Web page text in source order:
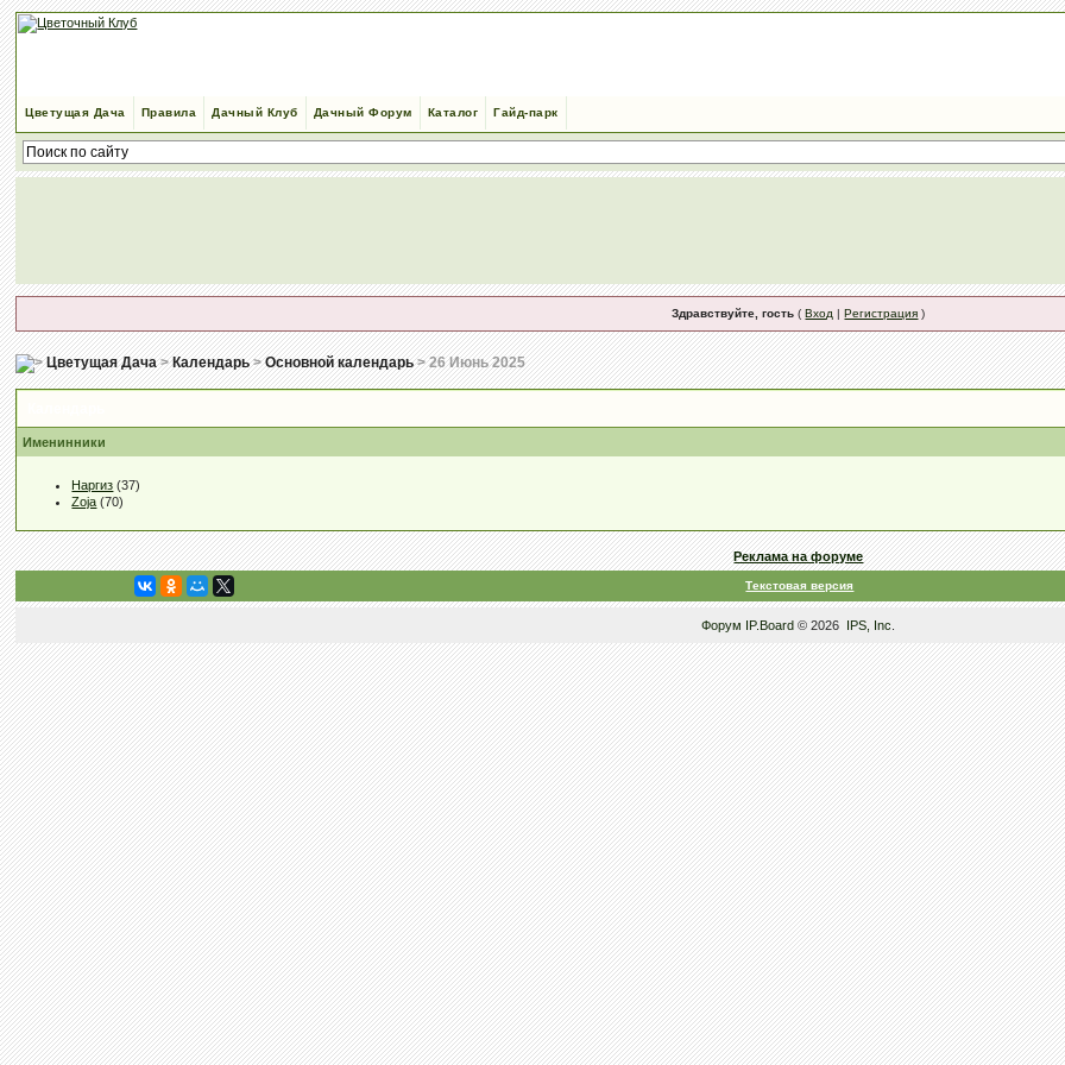
Цветущая Дача Правила Дачный Клуб Дачный Форум Каталог Гайд-парк
Здравствуйте, гость (Вход |Регистрация )
Цветущая Дача>Календарь>Основной календарь> 26 Июнь 2025
Именинники
Наргиз (37)
Zoja (70)
Реклама на форуме
Текстовая версия
Форум IP.Board © 2026 IPS, Inc